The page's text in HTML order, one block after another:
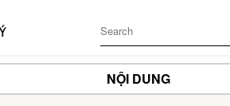
NỘI DUNG